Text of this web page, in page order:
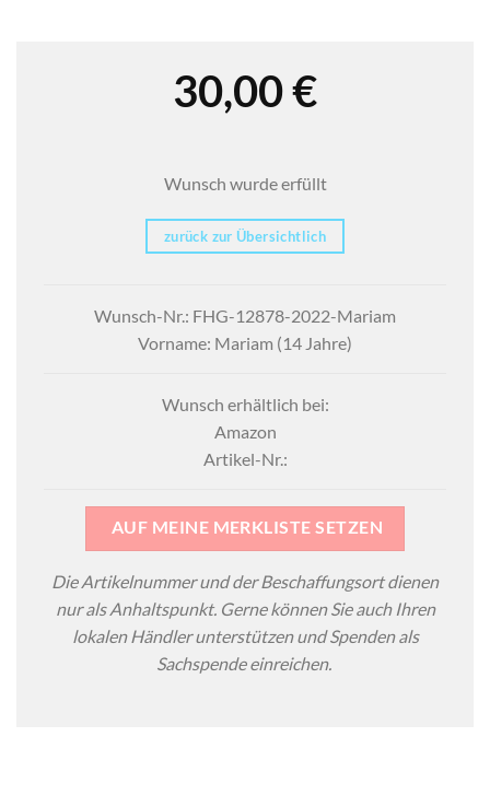
30,00€
Wunsch wurde erfüllt
zurück zur Übersichtlich
Wunsch-Nr.: FHG-12878-2022-Mariam
Vorname: Mariam (14 Jahre)
Wunsch erhältlich bei:
Amazon
Artikel-Nr.:
AUF MEINE MERKLISTE SETZEN
Die Artikelnummer und der Beschaffungsort dienen
nur als Anhaltspunkt. Gerne können Sie auch Ihren
lokalen Händler unterstützen und Spenden als
Sachspende einreichen.